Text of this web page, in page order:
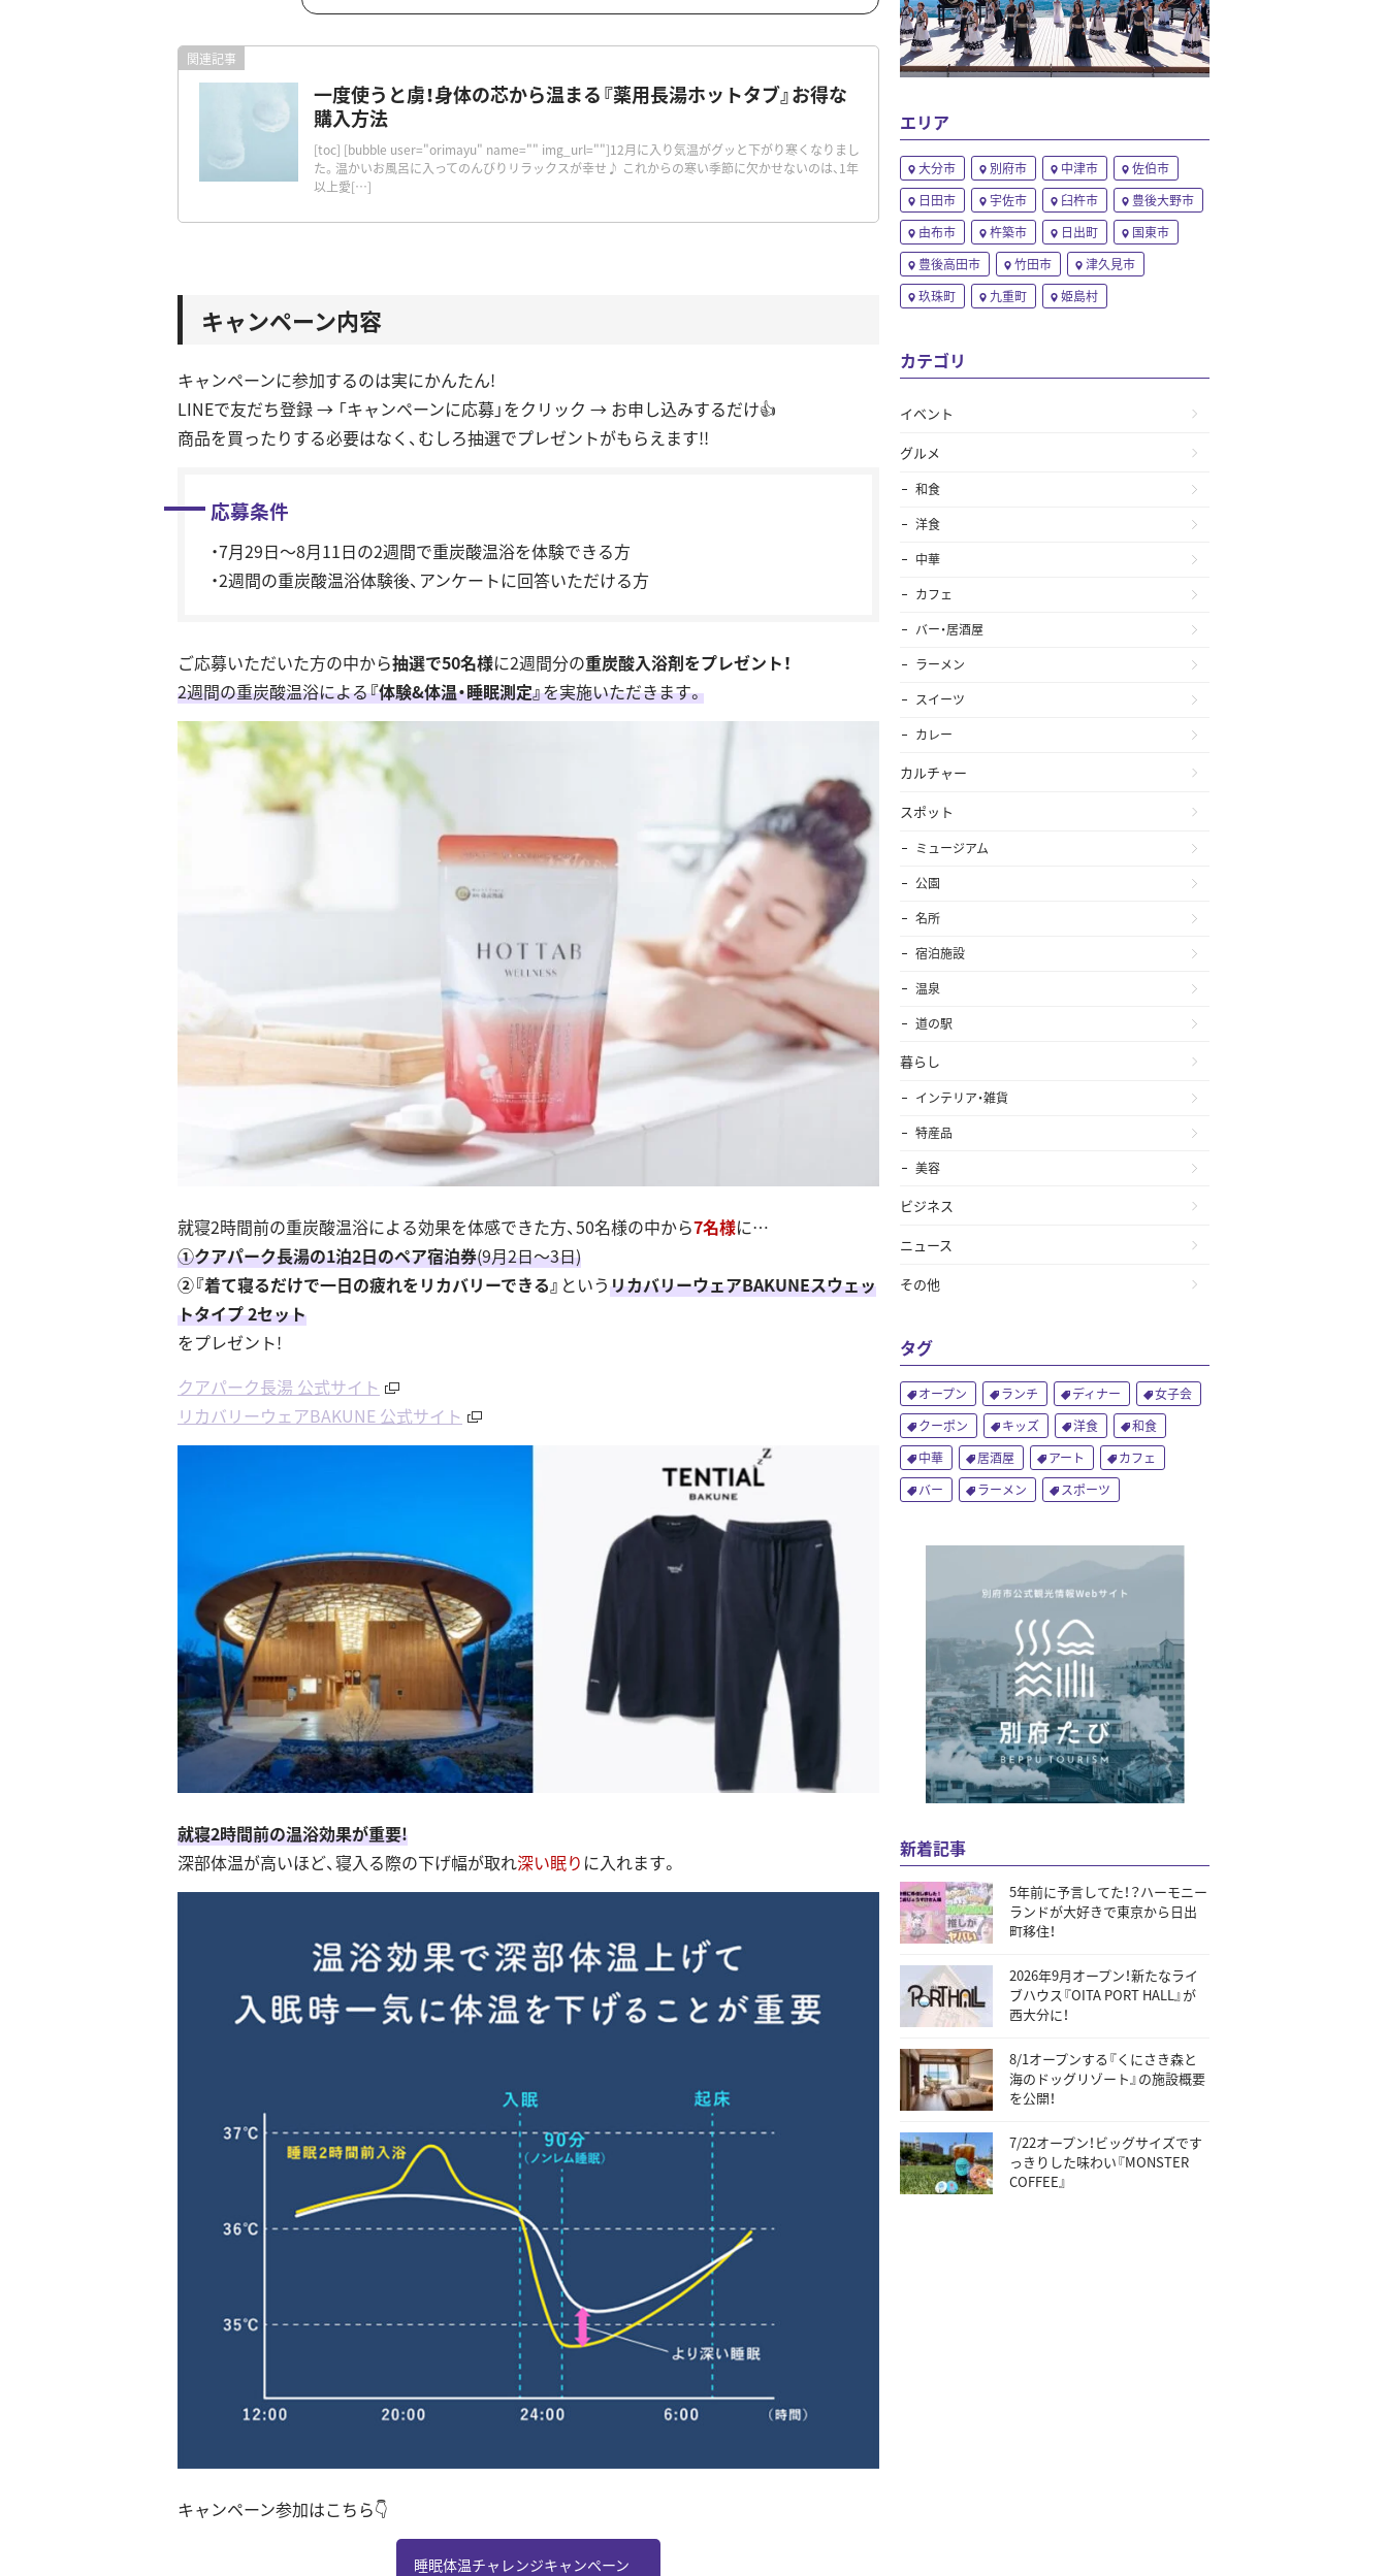
一度使うと虜！身体の芯から温まる『薬用長湯ホットタブ』お得な
購入方法
[toc] [bubble user="orimayu" name="" img_url=""]12月に入り気温がグッと下がり寒くなりまし
た。温かいお風呂に入ってのんびりリラックスが幸せ♪ これからの寒い季節に欠かせないのは、1年
以上愛[…]
キャンペーン内容
キャンペーンに参加するのは実にかんたん!
LINEで友だち登録 → 「キャンペーンに応募」をクリック → お申し込みするだけ👍
商品を買ったりする必要はなく、むしろ抽選でプレゼントがもらえます!!
応募条件
・7⽉29⽇～8⽉11⽇の2週間で重炭酸温浴を体験できる方
・2週間の重炭酸温浴体験後、アンケートに回答いただける方
ご応募いただいた方の中から抽選で50名様に2週間分の重炭酸入浴剤をプレゼント！
2週間の重炭酸温浴による『体験&体温・睡眠測定』を実施いただきます。
就寝2時間前の重炭酸温浴による効果を体感できた方、50名様の中から7名様に…
①クアパーク⻑湯の1泊2⽇のペア宿泊券(9月2日～3日)
②『着て寝るだけで一日の疲れをリカバリーできる』 というリカバリーウェアBAKUNEスウェッ
トタイプ 2セット
をプレゼント!
クアパーク⻑湯 公式サイト
リカバリーウェアBAKUNE 公式サイト
就寝2時間前の温浴効果が重要!
深部体温が高いほど、寝入る際の下げ幅が取れ深い眠り に入れます。
キャンペーン参加はこちら👇
睡眠体温チャレンジキャンペーン
エリア
大分市 別府市 中津市
佐伯市
日田市
宇佐市 臼杵市
豊後大野市
由布市
杵築市 日出町
国東市
豊後高田市
竹田市
津久見市
玖珠町
九重町 姫島村
カテゴリ
イベント
グルメ
和食
洋食
中華
カフェ
バー・居酒屋
ラーメン
スイーツ
カレー
カルチャー
スポット
ミュージアム
公園
名所
宿泊施設
温泉
道の駅
暮らし
インテリア・雑貨
特産品
美容
ビジネス
ニュース
その他
タグ
オープン ランチ ディナー
女子会
クーポン
キッズ 洋食
和食
中華
居酒屋 アート
カフェ
バー
ラーメン スポーツ
新着記事
5年前に予言してた！？ハーモニー
ランドが大好きで東京から日出
町移住！
2026年9月オープン！新たなライ
ブハウス『OITA PORT HALL』が
西大分に！
8/1オープンする『くにさき森と
海のドッグリゾート』の施設概要
を公開！
7/22オープン！ビッグサイズです
っきりした味わい『MONSTER
COFFEE』